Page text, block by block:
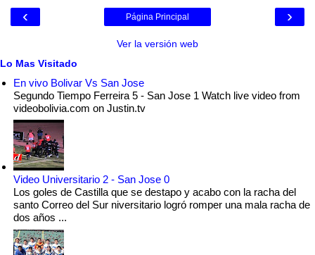
‹ ›
Página Principal
Ver la versión web
Lo Mas Visitado
En vivo Bolivar Vs San Jose
Segundo Tiempo Ferreira 5 - San Jose 1 Watch live video from
videobolivia.com on Justin.tv
Video Universitario 2 - San Jose 0
Los goles de Castilla que se destapo y acabo con la racha del
santo Correo del Sur niversitario logró romper una mala racha de
dos años ...